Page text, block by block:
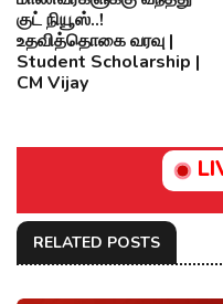
குட் நியூஸ்..!
உதவித்தொகை வரவு |
Student Scholarship |
CM Vijay
RELATED POSTS